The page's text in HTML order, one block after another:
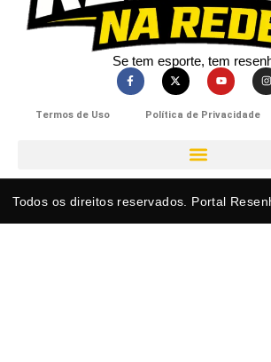
Se tem esporte, tem
Termos de Uso Política de Privacidade
Todos os direitos reservados. Portal